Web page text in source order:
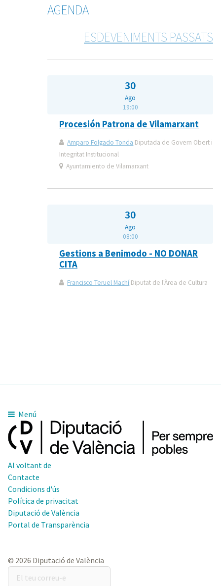
AGENDA
ESDEVENIMENTS PASSATS
30
Ago
19:00
Procesión Patrona de Vilamarxant
Amparo Folgado Tonda Diputada de Govern Obert i
Integritat Institucional
Ayuntamiento de Vilamarxant
30
Ago
08:00
Gestions a Benimodo - NO DONAR
CITA
Francisco Teruel Machí Diputat de l'Àrea de Cultura
Menú
Al voltant de
Contacte
Condicions d'ús
Política de privacitat
Diputació de València
Portal de Transparència
© 2026 Diputació de València
teu